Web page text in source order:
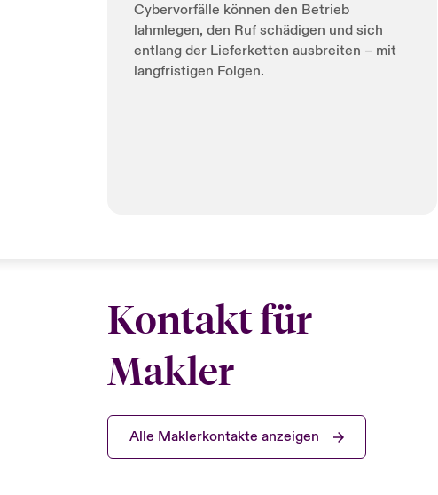
Cybervorfälle können den Betrieb
lahmlegen, den Ruf schädigen und sich
entlang der Lieferketten ausbreiten – mit
langfristigen Folgen.
Kontakt für
Makler
Alle Maklerkontakte anzeigen